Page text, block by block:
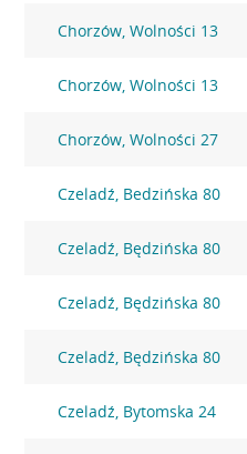
Chorzów, Wolności 13
Chorzów, Wolności 13
Chorzów, Wolności 27
Czeladź, Bedzińska 80
Czeladź, Będzińska 80
Czeladź, Będzińska 80
Czeladź, Będzińska 80
Czeladź, Bytomska 24